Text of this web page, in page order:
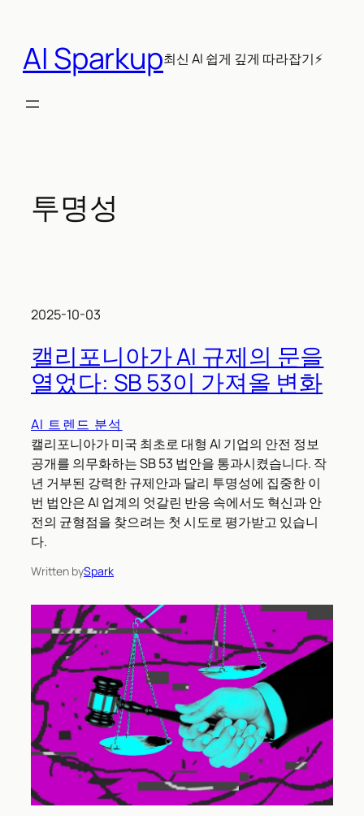
AI Sparkup최신 AI 쉽게 깊게 따라잡기⚡
투명성
2025-10-03
캘리포니아가 AI 규제의 문을
열었다: SB 53이 가져올 변화
AI 트렌드 분석
캘리포니아가 미국 최초로 대형 AI 기업의 안전 정보
공개를 의무화하는 SB 53 법안을 통과시켰습니다. 작
년 거부된 강력한 규제안과 달리 투명성에 집중한 이
번 법안은 AI 업계의 엇갈린 반응 속에서도 혁신과 안
전의 균형점을 찾으려는 첫 시도로 평가받고 있습니
다.
Written bySpark